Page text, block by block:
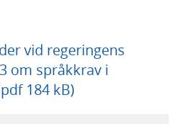
vid regeringens
om språkkrav i
184 kB)